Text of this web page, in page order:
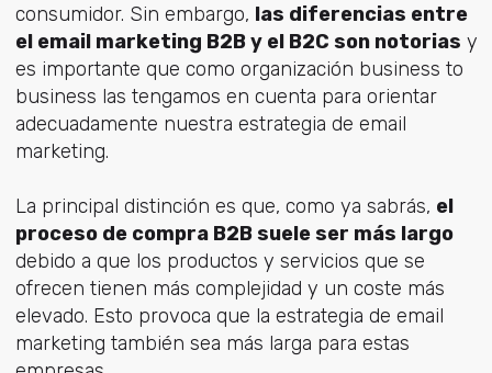
consumidor. Sin embargo, las diferencias entre
el email marketing B2B y el B2C son notorias y
es importante que como organización business to
business las tengamos en cuenta para orientar
adecuadamente nuestra estrategia de email
marketing.
La principal distinción es que, como ya sabrás, el
proceso de compra B2B suele ser más largo
debido a que los productos y servicios que se
ofrecen tienen más complejidad y un coste más
elevado. Esto provoca que la estrategia de email
marketing también sea más larga para estas